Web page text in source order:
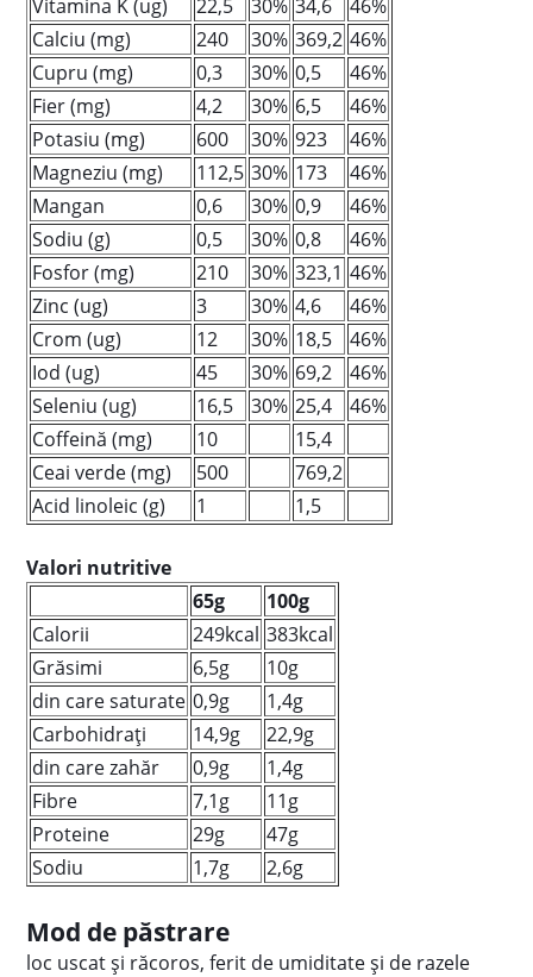
Vitamina K (ug)
22,5 30% 34,6
46%
Calciu (mg)
240 30% 369,2 46%
Cupru (mg)
0,3 30% 0,5
46%
Fier (mg)
4,2 30% 6,5
46%
Potasiu (mg)
600 30% 923
46%
Magneziu (mg)
112,5 30% 173
46%
Mangan
0,6 30% 0,9
46%
Sodiu (g)
0,5 30% 0,8
46%
Fosfor (mg)
210 30% 323,1 46%
Zinc (ug)
3 30% 4,6
46%
Crom (ug)
12 30% 18,5
46%
Iod (ug)
45 30% 69,2
46%
Seleniu (ug)
16,5 30% 25,4
46%
Coffeină (mg)
10
15,4
Ceai verde (mg)
500
769,2
Acid linoleic (g)
1 1,5
Valori nutritive
65g
100g
Calorii
249kcal 383kcal
Grăsimi
6,5g
10g
din care saturate 0,9g
1,4g
Carbohidrați
14,9g
22,9g
din care zahăr
0,9g
1,4g
Fibre
7,1g
11g
Proteine
29g
47g
Sodiu
1,7g 2,6g
Mod de păstrare
loc uscat și răcoros, ferit de umiditate și de razele